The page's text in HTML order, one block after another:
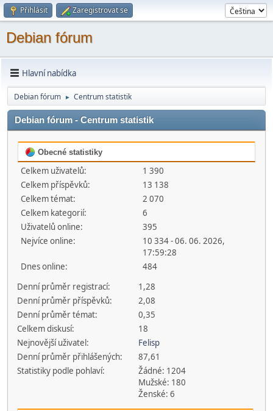
Přihlásit Zaregistrovat se
Debian fórum
Hlavní nabídka
Debian fórum ► Centrum statistik
Debian fórum - Centrum statistik
Obecné statistiky
Celkem uživatelů:
1 390
Celkem příspěvků:
13 138
Celkem témat:
2 070
Celkem kategorií:
6
Uživatelů online:
395
Nejvíce online:
10 334 - 06. 06. 2026,
17:59:28
Dnes online:
484
Denní průměr registrací:
1,28
Denní průměr příspěvků:
2,08
Denní průměr témat:
0,35
Celkem diskusí:
18
Nejnovější uživatel:
Felisp
Denní průměr přihlášených:
87,61
Statistiky podle pohlaví:
Žádné: 1204
Mužské: 180
Ženské: 6